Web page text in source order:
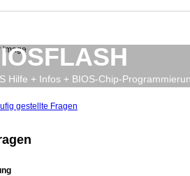
Hilfe + Infos + BIOS-Chip-
gestellte Fragen